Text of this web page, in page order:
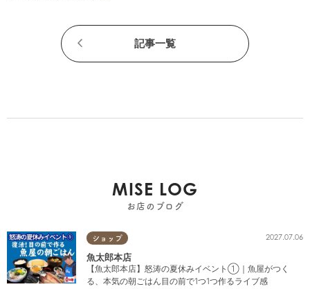
記事一覧
MISE LOG
お店のブログ
ショップ 2027.07.06
魚太郎本店
【魚太郎本店】怒涛の夏休みイベント①｜魚屋がつく
る、本気の朝ごはん目の前で1つ1つ作るライブ感